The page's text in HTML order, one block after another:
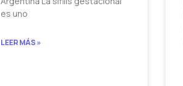
es uno
LEER MÁS »